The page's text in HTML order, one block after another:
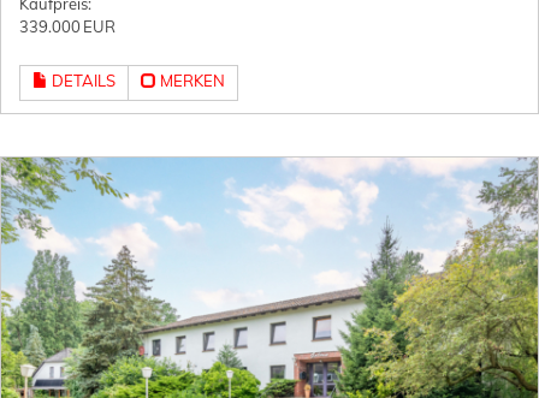
Kaufpreis:
339.000 EUR
DETAILS MERKEN